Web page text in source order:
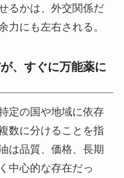
るかは、外交関係だ
力にも左右される。
、すぐに万能薬に
定の国や地域に依存
数に分けることを指
は品質、価格、長期
中心的な存在だっ